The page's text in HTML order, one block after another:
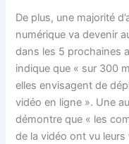
De plus, une majorité
numérique va devenir
dans les 5 prochaines
indique que « sur 300
elles envisagent de
vidéo en ligne ». Une
démontre que « les
de la vidéo ont vu leurs